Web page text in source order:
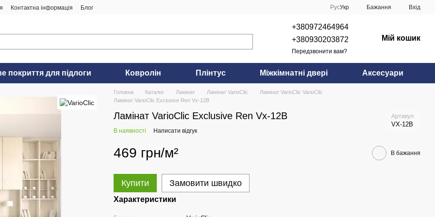
Контактна інформація Блог РусУкр Бажання Вхід
+380972464964
+380930203872
Передзвонити вам?
Мій кошик
покриття для підлоги Ковролін Плінтус Міжкімнатні двері Аксесуари
Головна Каталог Ламінат Ламінат VarioClic
Ламінат VarioClic VarioClic
Ламінат VarioClic Exclusive Ren Vx-12B
Ламінат VarioClic Exclusive Ren Vx-12B Артикул
VX-12B
В наявності Написати відгук
469 грн/м² В бажання
Купити Замовити швидко
Характеристики